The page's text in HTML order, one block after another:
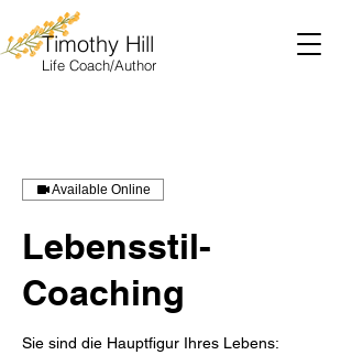
Timothy Hill
Life Coach/Author
Available Online
Lebensstil-
Coaching
Sie sind die Hauptfigur Ihres Lebens: